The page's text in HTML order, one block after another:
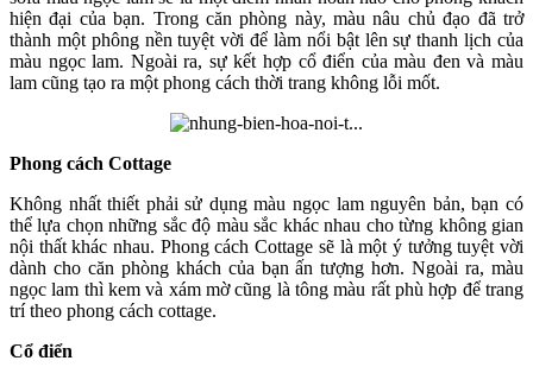
hiện đại của bạn. Trong căn phòng này, màu nâu chủ đạo đã trở
thành một phông nền tuyệt vời để làm nổi bật lên sự thanh lịch của
màu ngọc lam. Ngoài ra, sự kết hợp cổ điển của màu đen và màu
lam cũng tạo ra một phong cách thời trang không lỗi mốt.
Phong cách Cottage
Không nhất thiết phải sử dụng màu ngọc lam nguyên bản, bạn có
thể lựa chọn những sắc độ màu sắc khác nhau cho từng không gian
nội thất khác nhau. Phong cách Cottage sẽ là một ý tưởng tuyệt vời
dành cho căn phòng khách của bạn ấn tượng hơn. Ngoài ra, màu
ngọc lam thì kem và xám mờ cũng là tông màu rất phù hợp để trang
trí theo phong cách cottage.
Cổ điển